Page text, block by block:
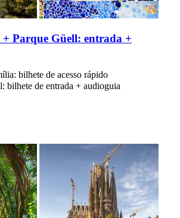
Parque Güell: entrada +
bilhete de acesso rápido
bilhete de entrada + audioguia